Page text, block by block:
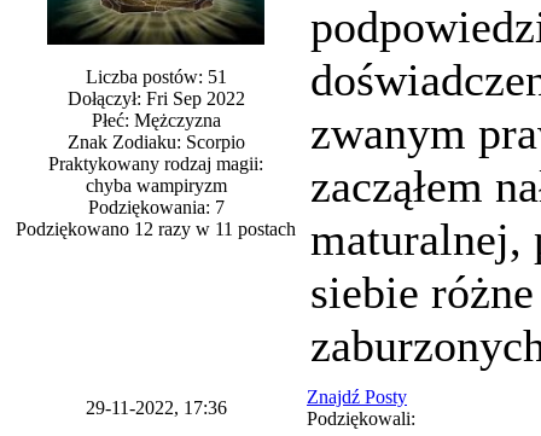
Liczba postów: 51
Dołączył: Fri Sep 2022
Płeć: Mężczyzna
Znak Zodiaku: Scorpio
Praktykowany rodzaj magii:
chyba wampiryzm
Podziękowania: 7
Podziękowano 12 razy w 11 postach
zwanym
zacząłem
maturalnej,
siebie
29-11-2022, 17:36
Znajdź Posty
Podziękowali: